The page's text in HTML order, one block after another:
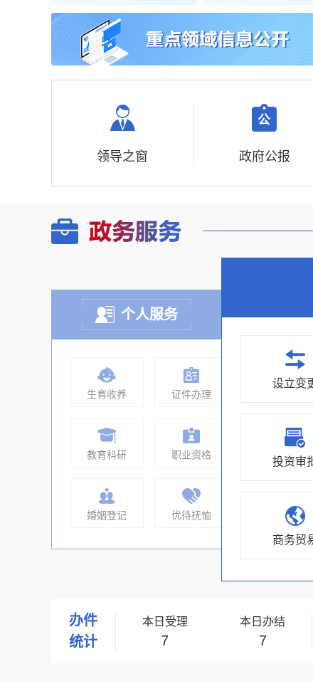
领导之窗 政府公报
个人服务
生育收养 证件办理
教育科研 职业资格
婚姻登记 优待抚恤
住房保障
设立变
投资审
商务贸
办件
统计
本日受理
7
本日办结
7